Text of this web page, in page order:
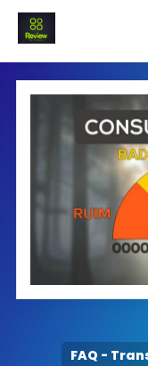
INICIO
Termo e
Política
SOBRE NÓS
FAQ -